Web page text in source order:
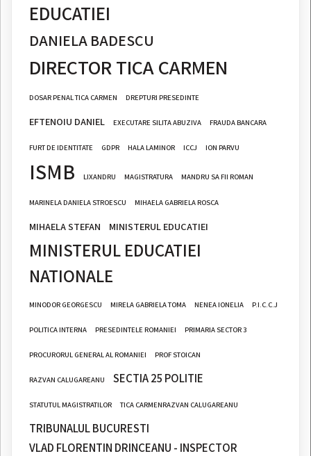
EDUCATIEI
DANIELA BADESCU
DIRECTOR TICA CARMEN
DOSAR PENAL TICA CARMEN DREPTURI PRESEDINTE
EFTENOIU DANIEL EXECUTARE SILITA ABUZIVA FRAUDA BANCARA
FURT DE IDENTITATE GDPR HALA LAMINOR ICCJ ION PARVU
ISMB LIXANDRU MAGISTRATURA MANDRU SA FII ROMAN
MARINELA DANIELA STROESCU MIHAELA GABRIELA ROSCA
MIHAELA STEFAN MINISTERUL EDUCATIEI
MINISTERUL EDUCATIEI
NATIONALE
MINODOR GEORGESCU MIRELA GABRIELA TOMA NENEA IONELIA P.I.C.C.J
POLITICA INTERNA PRESEDINTELE ROMANIEI PRIMARIA SECTOR 3
PROCURORUL GENERAL AL ROMANIEI PROF STOICAN
RAZVAN CALUGAREANU SECTIA 25 POLITIE
STATUTUL MAGISTRATILOR TICA CARMENRAZVAN CALUGAREANU
TRIBUNALUL BUCURESTI
VLAD FLORENTIN DRINCEANU - INSPECTOR